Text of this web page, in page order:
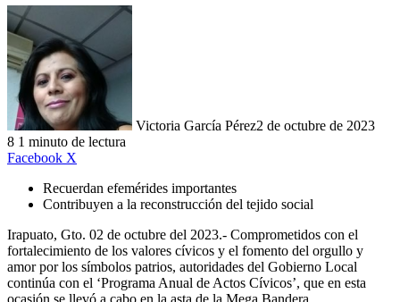
Victoria García Pérez2 de octubre de 2023
8 1 minuto de lectura
Facebook X
Recuerdan efemérides importantes
Contribuyen a la reconstrucción del tejido social
Irapuato, Gto. 02 de octubre del 2023.- Comprometidos con el
fortalecimiento de los valores cívicos y el fomento del orgullo y
amor por los símbolos patrios, autoridades del Gobierno Local
continúa con el ‘Programa Anual de Actos Cívicos’, que en esta